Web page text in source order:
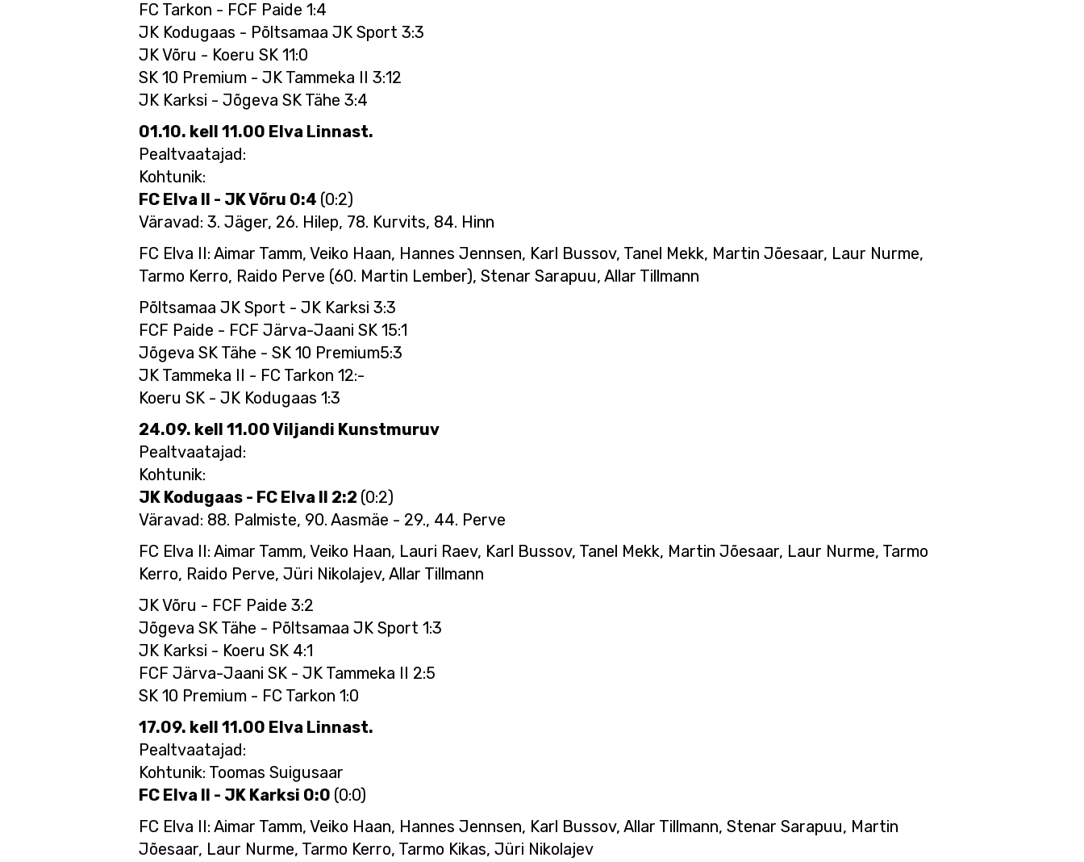
FC Tarkon - FCF Paide 1:4
JK Kodugaas - Põltsamaa JK Sport 3:3
JK Võru - Koeru SK 11:0
SK 10 Premium - JK Tammeka II 3:12
JK Karksi - Jõgeva SK Tähe 3:4
01.10. kell 11.00 Elva Linnast.
Pealtvaatajad:
Kohtunik:
FC Elva II - JK Võru 0:4 (0:2)
Väravad: 3. Jäger, 26. Hilep, 78. Kurvits, 84. Hinn
FC Elva II: Aimar Tamm, Veiko Haan, Hannes Jennsen, Karl Bussov, Tanel Mekk, Martin Jõesaar, Laur Nurme,
Tarmo Kerro, Raido Perve (60. Martin Lember), Stenar Sarapuu, Allar Tillmann
Põltsamaa JK Sport - JK Karksi 3:3
FCF Paide - FCF Järva-Jaani SK 15:1
Jõgeva SK Tähe - SK 10 Premium5:3
JK Tammeka II - FC Tarkon 12:-
Koeru SK - JK Kodugaas 1:3
24.09. kell 11.00 Viljandi Kunstmuruv
Pealtvaatajad:
Kohtunik:
JK Kodugaas - FC Elva II 2:2 (0:2)
Väravad: 88. Palmiste, 90. Aasmäe - 29., 44. Perve
FC Elva II: Aimar Tamm, Veiko Haan, Lauri Raev, Karl Bussov, Tanel Mekk, Martin Jõesaar, Laur Nurme, Tarmo
Kerro, Raido Perve, Jüri Nikolajev, Allar Tillmann
JK Võru - FCF Paide 3:2
Jõgeva SK Tähe - Põltsamaa JK Sport 1:3
JK Karksi - Koeru SK 4:1
FCF Järva-Jaani SK - JK Tammeka II 2:5
SK 10 Premium - FC Tarkon 1:0
17.09. kell 11.00 Elva Linnast.
Pealtvaatajad:
Kohtunik: Toomas Suigusaar
FC Elva II - JK Karksi 0:0 (0:0)
FC Elva II: Aimar Tamm, Veiko Haan, Hannes Jennsen, Karl Bussov, Allar Tillmann, Stenar Sarapuu, Martin
Jõesaar, Laur Nurme, Tarmo Kerro, Tarmo Kikas, Jüri Nikolajev